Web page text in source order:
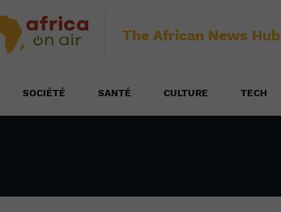
The African News Hub
SOCIÉTÉ SANTÉ CULTURE TECH